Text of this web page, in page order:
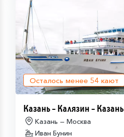
Осталось менее 54 кают
Казань – Калязин – Казань
Казань — Москва
Иван Бунин